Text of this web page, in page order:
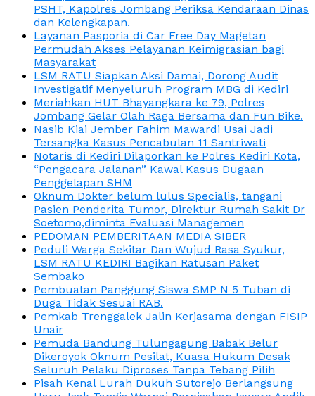
PSHT, Kapolres Jombang Periksa Kendaraan Dinas
dan Kelengkapan.
Layanan Pasporia di Car Free Day Magetan
Permudah Akses Pelayanan Keimigrasian bagi
Masyarakat
LSM RATU Siapkan Aksi Damai, Dorong Audit
Investigatif Menyeluruh Program MBG di Kediri
Meriahkan HUT Bhayangkara ke 79, Polres
Jombang Gelar Olah Raga Bersama dan Fun Bike.
Nasib Kiai Jember Fahim Mawardi Usai Jadi
Tersangka Kasus Pencabulan 11 Santriwati
Notaris di Kediri Dilaporkan ke Polres Kediri Kota,
“Pengacara Jalanan” Kawal Kasus Dugaan
Penggelapan SHM
Oknum Dokter belum lulus Specialis, tangani
Pasien Penderita Tumor, Direktur Rumah Sakit Dr
Soetomo,diminta Evaluasi Managemen
PEDOMAN PEMBERITAAN MEDIA SIBER
Peduli Warga Sekitar Dan Wujud Rasa Syukur,
LSM RATU KEDIRI Bagikan Ratusan Paket
Sembako
Pembuatan Panggung Siswa SMP N 5 Tuban di
Duga Tidak Sesuai RAB.
Pemkab Trenggalek Jalin Kerjasama dengan FISIP
Unair
Pemuda Bandung Tulungagung Babak Belur
Dikeroyok Oknum Pesilat, Kuasa Hukum Desak
Seluruh Pelaku Diproses Tanpa Tebang Pilih
Pisah Kenal Lurah Dukuh Sutorejo Berlangsung